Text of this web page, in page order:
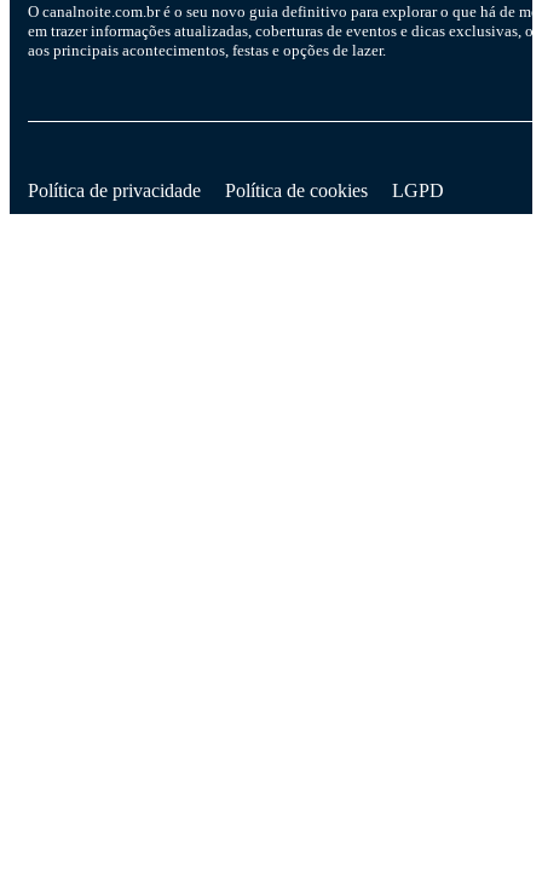
O canalnoite.com.br é o seu novo guia definitivo para explorar o que há de
em trazer informações atualizadas, coberturas de eventos e dicas exclusivas,
aos principais acontecimentos, festas e opções de lazer.
Política de privacidade Política de cookies LGPD